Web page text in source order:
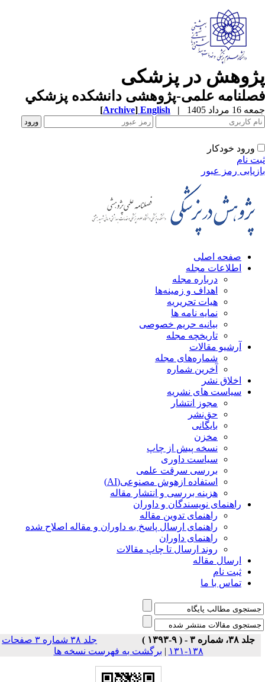
در پزشکی
علمی-پژوهشی دانشکده پزشکي
مرداد 1405 |
English
[Archive]
ورود خودکار
نام
رمز عبور
صفحه اصلی
اطلاعات مجله
درباره مجله
اهداف و زمینه‌ها
هیات تحریریه
نمایه نامه ها
بیانیه حریم خصوصی
تاریخچه مجله
آرشیو مقالات
شماره‌های مجله
آخرین شماره
اخلاق نشر
سیاست های نشریه
مجوز انتشار
حق‌نشر
بایگانی
مخزن
نسخه پیش از چاپ
سیاست داوری
بررسی سرقت علمی
استفاده ازهوش مصنوعی(AI)
هزینه بررسی و انتشار مقاله
راهنمای نویسندگان و داوران
راهنمای تدوین مقاله
راهنمای ارسال پاسخ به داوران و مقاله اصلاح شده
راهنمای داوران
روند ارسال تا چاپ مقالات
ارسال مقاله
ثبت نام
تماس با ما
جلد ۳۸، شماره ۳ - ( ۹-۱۳۹۳ )
جلد ۳۸ شماره ۳ صفحات
۱۳۸-۱۳۱
| برگشت به فهرست نسخه ها